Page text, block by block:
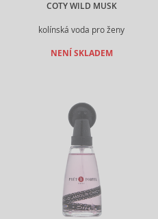
COTY WILD MUSK
kolínská voda pro ženy
NENÍ SKLADEM